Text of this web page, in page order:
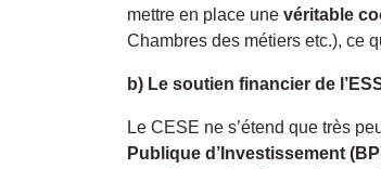
mettre en place une véritable
Chambres des métiers etc.), ce
b) Le soutien financier de
Le CESE ne s’étend que très
Publique d’Investissement